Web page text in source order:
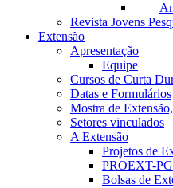
Revista Jovens
Extensão
Apresentação
Equipe
Cursos de Curta
Datas e Formulários
Mostra de
Setores vinculados
A Extensão
Projetos de
PROEXT-PG
Bolsas de